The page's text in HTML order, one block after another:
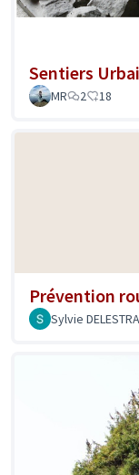
Sentiers
MR
2 18
Prévention
Sylvie